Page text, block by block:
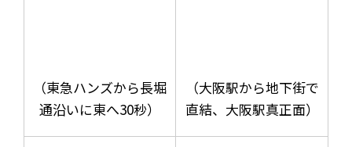
（東急ハンズから長堀
通沿いに東へ30秒）
（大阪駅から地下街で
直結、大阪駅真正面）